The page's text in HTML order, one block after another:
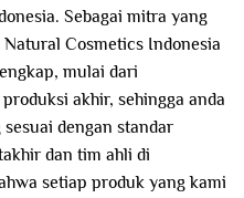
Sebagai mitra yang
Cosmetics Indonesia
mulai dari
akhir, sehingga anda
dengan standar
dan tim ahli di
setiap produk yang kami